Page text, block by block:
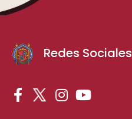
Redes Sociales